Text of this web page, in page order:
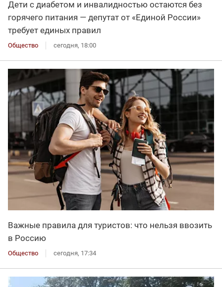
Дети с диабетом и инвалидностью остаются без
горячего питания — депутат от «Единой России»
требует единых правил
Общество сегодня, 18:00
Важные правила для туристов: что нельзя ввозить
в Россию
Общество сегодня, 17:34